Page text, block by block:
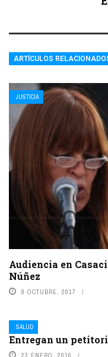
ARTÍCULOS
JUSTICIA
Audiencia en
Núñez
9 OCTUBRE, 2017
SALUD
Entregan un
23 ENERO, 2016